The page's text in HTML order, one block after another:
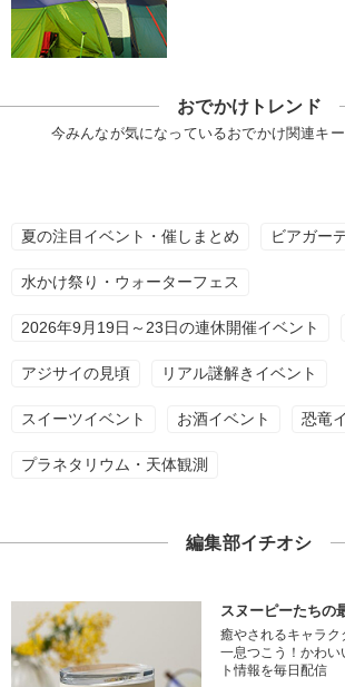
おでかけトレンド
今みんなが気になっているおでかけ関連キ
夏の注目イベント・催しまとめ ビアガー
水かけ祭り・ウォーターフェス
2026年9月19日～23日の連休開催イベント
アジサイの見頃 リアル謎解きイベント
スイーツイベント お酒イベント 恐竜
プラネタリウム・天体観測
編集部イチオシ
スヌーピーたちの
癒やされるキャラク
一息つこう！かわ
ト情報を毎日配信